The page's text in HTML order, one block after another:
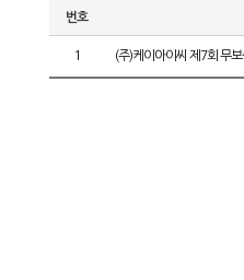
번호
1 (주)케이아이씨 제7회 무